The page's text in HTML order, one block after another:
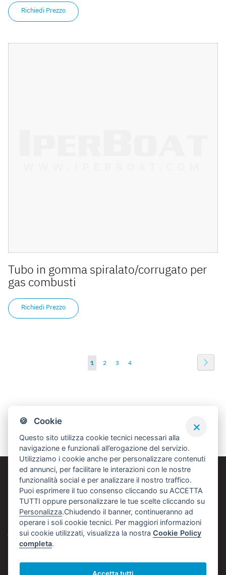
Richiedi Prezzo
Tubo in gomma spiralato/corrugato per
gas combusti
Richiedi Prezzo
Pagina
Attualmente
1 Pagina
2 Pagina
3 Pagina
4
DATI AZIENDALI
NAVIGA
TERMINI E CONDIZIONI
SOCIAL
🍪 Cookie
Questo sito utilizza cookie tecnici necessari alla
navigazione e funzionali all’erogazione del servizio.
Utilizziamo i cookie anche per personalizzare contenuti
ed annunci, per facilitare le interazioni con le nostre
funzionalità social e per analizzare il nostro traffico.
Puoi esprimere il tuo consenso cliccando su ACCETTA
TUTTI oppure personalizzare le tue scelte cliccando su
Personalizza.Chiudendo il banner, continueranno ad
operare i soli cookie tecnici. Per maggiori informazioni
sui cookie utilizzati, visualizza la nostraCookie Policy
completa.
Accetta tutti